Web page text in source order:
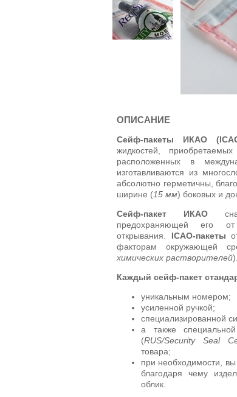
ОПИСАНИЕ
Сейф-пакеты ИКАО
жидкостей,
расположенных в
изготавливаются из
абсолютно герметичны,
ширине (15 мм) боковых и
Сейф-пакет ИКАО
предохраняющей его от
открывания. ICAO-пакеты
факторам окружающей
химических растворителей).
Каждый сейф-пакет
уникальным номером;
усиленной ручкой;
специализированной
а также
(RUS/Security Seal
товара;
при необходимости, вы
благодаря чему
облик.